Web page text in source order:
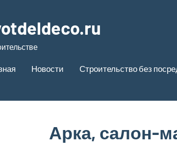
Новости Строительство без
Арка, салон-